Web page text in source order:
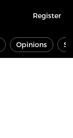
Register
Opinions